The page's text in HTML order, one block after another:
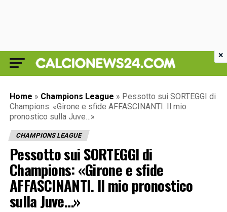
Home » Champions League » Pessotto sui SORTEGGI di
Champions: «Girone e sfide AFFASCINANTI. Il mio
pronostico sulla Juve…»
CHAMPIONS LEAGUE
Pessotto sui SORTEGGI di
Champions: «Girone e sfide
AFFASCINANTI. Il mio pronostico
sulla Juve…»
×